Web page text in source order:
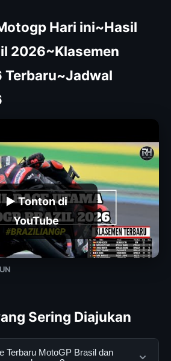
Hari ini~Hasil
2026~Klasemen
▶ Tonton di
YouTube
Sering Diajukan
Terbaru MotoGP Brasil dan